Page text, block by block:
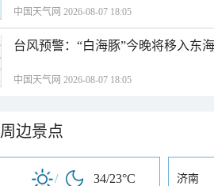
中国天气网 2026-08-07 18:05
台风预警：“白海豚”今晚将移入东
中国天气网 2026-08-07 18:05
周边景点
/ 34/23°C 济南